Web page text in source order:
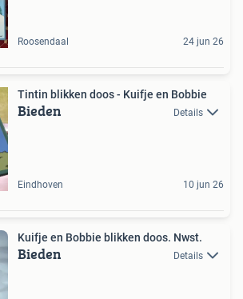
Roosendaal 24 jun 26
Tintin blikken doos - Kuifje en Bobbie
Bieden Details
Eindhoven 10 jun 26
Kuifje en Bobbie blikken doos. Nwst.
Bieden Details